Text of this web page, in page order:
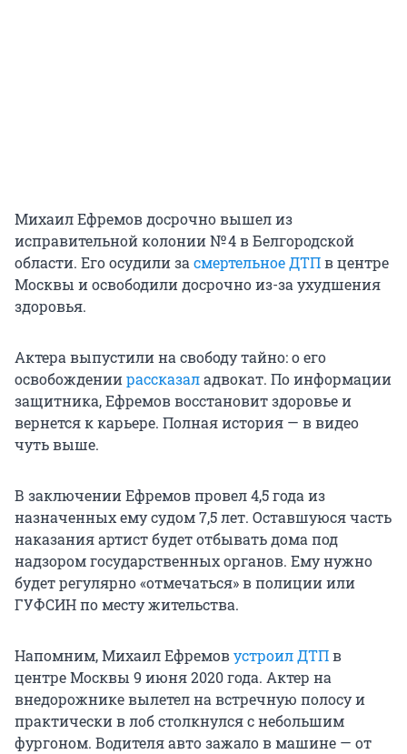
Михаил Ефремов досрочно вышел из
исправительной колонии № 4 в Белгородской
области. Его осудили за смертельное ДТПв центре
Москвы и освободили досрочно из-за ухудшения
здоровья.
Актера выпустили на свободу тайно: о его
освобождениирассказаладвокат. По информации
защитника, Ефремов восстановит здоровье и
вернется к карьере. Полная история — в видео
чуть выше.
В заключении Ефремов провел 4,5 года из
назначенных ему судом 7,5 лет. Оставшуюся часть
наказания артист будет отбывать дома под
надзором государственных органов. Ему нужно
будет регулярно «отмечаться» в полиции или
ГУФСИН по месту жительства.
Напомним, Михаил Ефремовустроил ДТПв
центре Москвы 9 июня 2020 года. Актер на
внедорожнике вылетел на встречную полосу и
практически в лоб столкнулся с небольшим
фургоном. Водителя авто зажало в машине — от